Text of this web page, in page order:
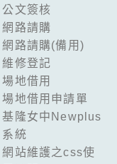
公文簽核
網路請購
網路請購(備用)
維修登記
場地借用
場地借用申請單
基隆女中Newplus
系統
網站維護之css使